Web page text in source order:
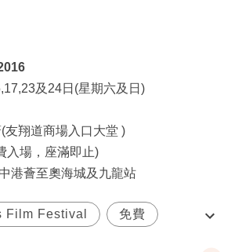
及24日(星期六及日)
友翔道商場入口大堂 )
入場，座滿即止)
港薈至奧海城及九龍站
Film Festival 免費